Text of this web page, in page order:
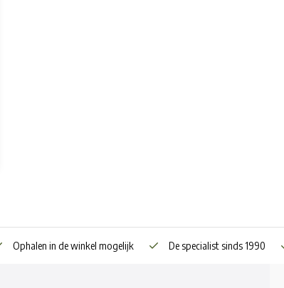
Ophalen in de winkel mogelijk De specialist sinds 1990